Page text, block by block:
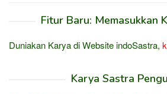
Fitur Baru: Memasukkan
Duniakan Karya di Website indoSastra,
Karya Sastra